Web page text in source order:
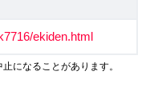
ekiden.html
になることがあります。